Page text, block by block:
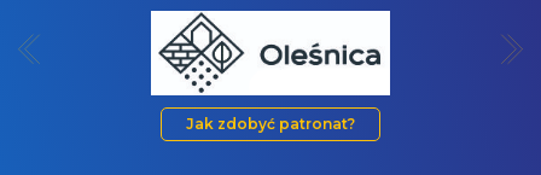
Jak zdobyć patronat?